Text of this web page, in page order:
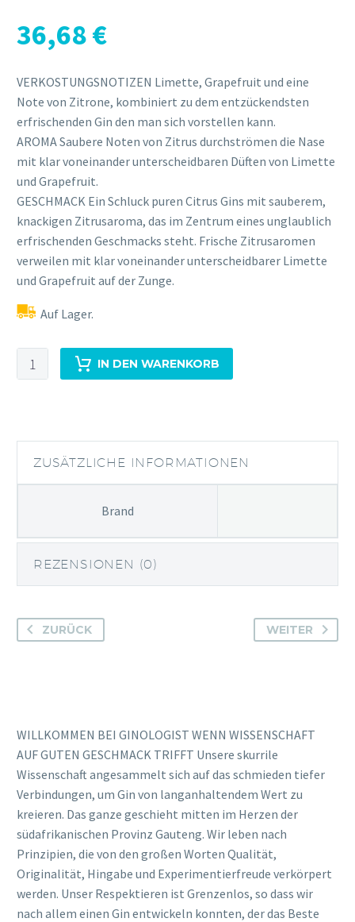
36,68€
VERKOSTUNGSNOTIZEN Limette, Grapefruit und eine
Note von Zitrone, kombiniert zu dem entzückendsten
erfrischenden Gin den man sich vorstellen kann.
AROMA Saubere Noten von Zitrus durchströmen die Nase
mit klar voneinander unterscheidbaren Düften von Limette
und Grapefruit.
GESCHMACK Ein Schluck puren Citrus Gins mit sauberem,
knackigen Zitrusaroma, das im Zentrum eines unglaublich
erfrischenden Geschmacks steht. Frische Zitrusaromen
verweilen mit klar voneinander unterscheidbarer Limette
und Grapefruit auf der Zunge.
Auf Lager.
GINOLOGIST
GIN
IN DEN WARENKORB
ZUSÄTZLICHE INFORMATIONEN
Brand
REZENSIONEN (0)
ZURÜCK WEITER
WILLKOMMEN BEI GINOLOGIST WENN WISSENSCHAFT
AUF GUTEN GESCHMACK TRIFFT Unsere skurrile
Wissenschaft angesammelt sich auf das schmieden tiefer
Verbindungen, um Gin von langanhaltendem Wert zu
kreieren. Das ganze geschieht mitten im Herzen der
südafrikanischen Provinz Gauteng. Wir leben nach
Prinzipien, die von den großen Worten Qualität,
Originalität, Hingabe und Experimentierfreude verkörpert
werden. Unser Respektieren ist Grenzenlos, so dass wir
nach allem einen Gin entwickeln konnten, der das Beste